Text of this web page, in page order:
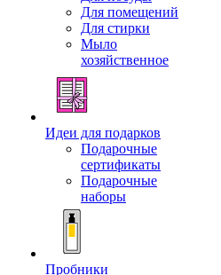
Для помещений
Для стирки
Мыло
хозяйственное
Идеи для подарков
Подарочные
сертификаты
Подарочные
наборы
Пробники